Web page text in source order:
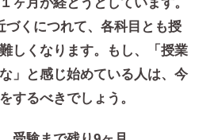
づくにつれて、各科目とも授
しくなります。もし、「授業
」と感じ始めている人は、今
するべきでしょう。